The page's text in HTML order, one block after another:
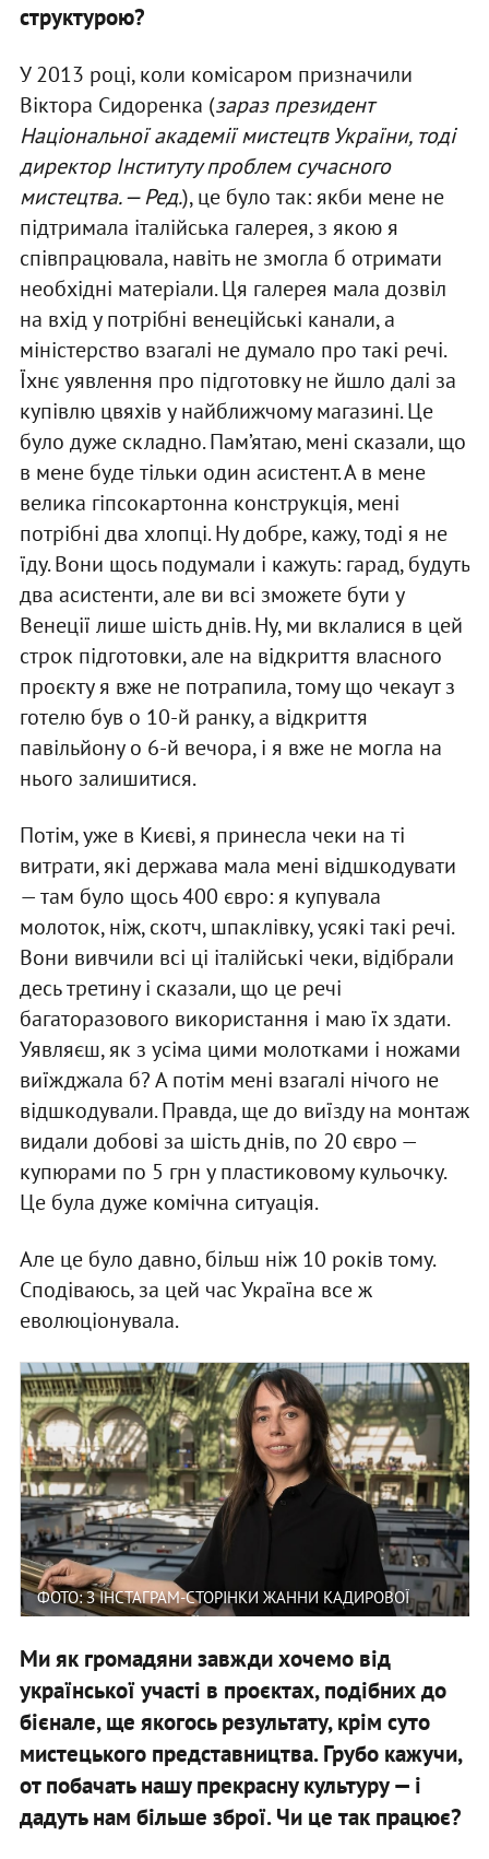
структурою?
У 2013 році, коли комісаром призначили
Віктора Сидоренка (зараз президент
Національної академії мистецтв України, тоді
директор Інституту проблем сучасного
мистецтва. — Ред.), це було так: якби мене не
підтримала італійська галерея, з якою я
співпрацювала, навіть не змогла б отримати
необхідні матеріали. Ця галерея мала дозвіл
на вхід у потрібні венеційські канали, а
міністерство взагалі не думало про такі речі.
Їхнє уявлення про підготовку не йшло далі за
купівлю цвяхів у найближчому магазині. Це
було дуже складно. Пам’ятаю, мені сказали, що
в мене буде тільки один асистент. А в мене
велика гіпсокартонна конструкція, мені
потрібні два хлопці. Ну добре, кажу, тоді я не
їду. Вони щось подумали і кажуть: гарад, будуть
два асистенти, але ви всі зможете бути у
Венеції лише шість днів. Ну, ми вклалися в цей
строк підготовки, але на відкриття власного
проєкту я вже не потрапила, тому що чекаут з
готелю був о 10-й ранку, а відкриття
павільйону о 6-й вечора, і я вже не могла на
нього залишитися.
Потім, уже в Києві, я принесла чеки на ті
витрати, які держава мала мені відшкодувати
— там було щось 400 євро: я купувала
молоток, ніж, скотч, шпаклівку, усякі такі речі.
Вони вивчили всі ці італійські чеки, відібрали
десь третину і сказали, що це речі
багаторазового використання і маю їх здати.
Уявляєш, як з усіма цими молотками і ножами
виїжджала б? А потім мені взагалі нічого не
відшкодували. Правда, ще до виїзду на монтаж
видали добові за шість днів, по 20 євро —
купюрами по 5 грн у пластиковому кульочку.
Це була дуже комічна ситуація.
Але це було давно, більш ніж 10 років тому.
Сподіваюсь, за цей час Україна все ж
еволюціонувала.
ФОТО: З ІНСТАГРАМ-СТОРІНКИ ЖАННИ КАДИРОВОЇ
Ми як громадяни завжди хочемо від
української участі в проєктах, подібних до
бієнале, ще якогось результату, крім суто
мистецького представництва. Грубо кажучи,
от побачать нашу прекрасну культуру — і
дадуть нам більше зброї. Чи це так працює?